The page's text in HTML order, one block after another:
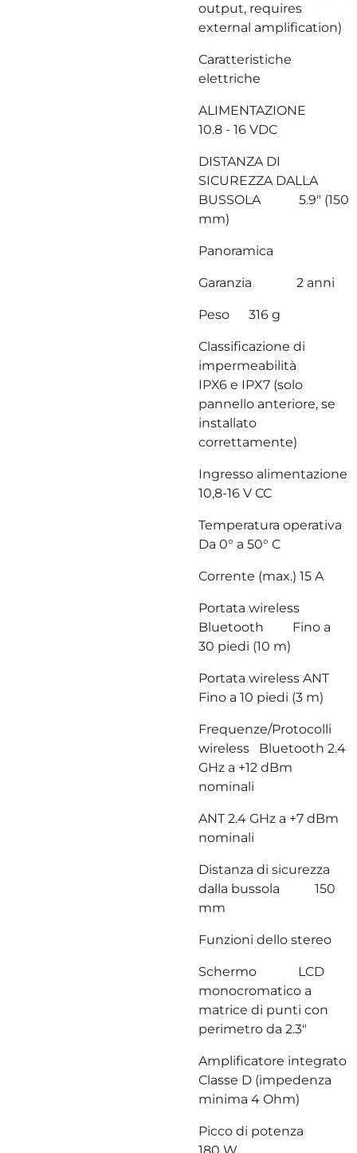
output, requires
external amplification)
Caratteristiche
elettriche
ALIMENTAZIONE
10.8 - 16 VDC
DISTANZA DI
SICUREZZA DALLA
BUSSOLA 5.9" (150
mm)
Panoramica
Garanzia 2 anni
Peso 316 g
Classificazione di
impermeabilità
IPX6 e IPX7 (solo
pannello anteriore, se
installato
correttamente)
Ingresso alimentazione
10,8-16 V CC
Temperatura operativa
Da 0° a 50° C
Corrente (max.) 15 A
Portata wireless
Bluetooth Fino a
30 piedi (10 m)
Portata wireless ANT
Fino a 10 piedi (3 m)
Frequenze/Protocolli
wireless Bluetooth 2.4
GHz a +12 dBm
nominali
ANT 2.4 GHz a +7 dBm
nominali
Distanza di sicurezza
dalla bussola 150
mm
Funzioni dello stereo
Schermo LCD
monocromatico a
matrice di punti con
perimetro da 2.3″
Amplificatore integrato
Classe D (impedenza
minima 4 Ohm)
Picco di potenza